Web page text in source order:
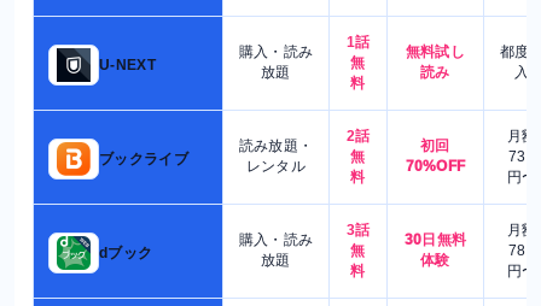
U-NEXT
購入・読み
放題
1話
無
料
無料試し
読み
都度
入
ブックライブ
読み放題・
レンタル
2話
無
料
初回
70%OFF
月額
730
円〜
dブック
購入・読み
放題
3話
無
料
30日無料
体験
月額
780
円〜